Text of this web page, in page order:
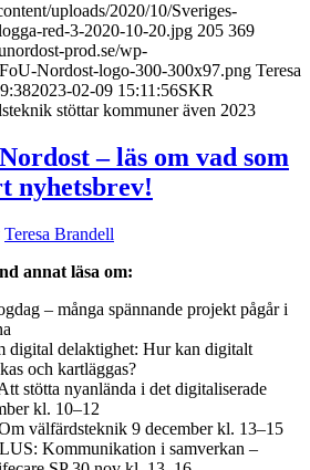
uploads/2020/10/Sveriges-
red-3-2020-10-20.jpg 205 369
prod.se/wp-
Nordost-logo-300-300x97.png Teresa
2023-02-09 15:11:56SKR
stöttar kommuner även 2023
– läs om vad som
nyhetsbrev!
Teresa Brandell
annat läsa om:
– många spännande projekt pågår i
digital delaktighet: Hur kan digitalt
och kartläggas?
stötta nyanlända i det digitaliserade
kl. 10–12
välfärdsteknik 9 december kl. 13–15
Kommunikation i samverkan –